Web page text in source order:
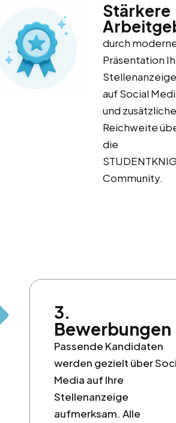
Stärkere
durch
Präsentation
auf Social
und zusätzliche
Reichweite
die
Community.
3.
Bewerbungen
Passende Kandidaten
werden gezielt über
Media auf Ihre
Stellenanzeige
aufmerksam. Alle